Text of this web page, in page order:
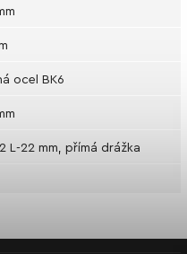
ocel BK6
L-22 mm, přímá drážka